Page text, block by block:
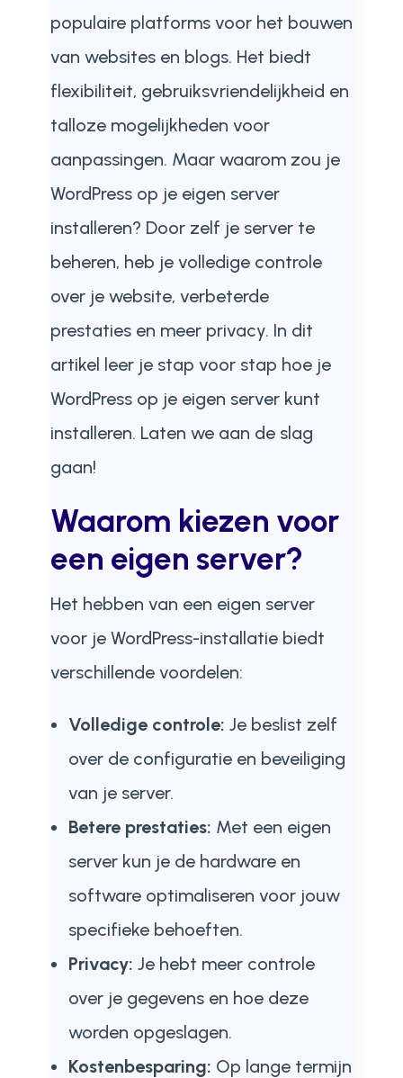
populaire platforms voor het bouwen
van websites en blogs. Het biedt
flexibiliteit, gebruiksvriendelijkheid en
talloze mogelijkheden voor
aanpassingen. Maar waarom zou je
WordPress op je eigen server
installeren? Door zelf je server te
beheren, heb je volledige controle
over je website, verbeterde
prestaties en meer privacy. In dit
artikel leer je stap voor stap hoe je
WordPress op je eigen server kunt
installeren. Laten we aan de slag
gaan!
Waarom kiezen voor
een eigen server?
Het hebben van een eigen server
voor je WordPress-installatie biedt
verschillende voordelen:
Volledige controle: Je beslist zelf
over de configuratie en beveiliging
van je server.
Betere prestaties: Met een eigen
server kun je de hardware en
software optimaliseren voor jouw
specifieke behoeften.
Privacy: Je hebt meer controle
over je gegevens en hoe deze
worden opgeslagen.
Kostenbesparing: Op lange termijn